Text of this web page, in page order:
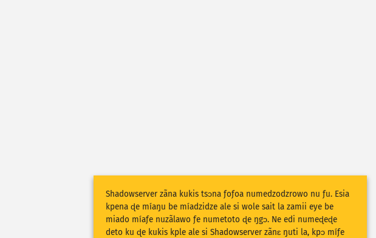
Shadowserver zãna kukis tsɔna ƒoƒoa numedzodzrowo nu ƒu. Esia
kpena ɖe míaŋu be míadzidze ale si wole sait la zamii eye be
miado míaƒe nuzãlawo ƒe numetoto ɖe ŋgɔ. Ne edi numeɖeɖe
deto ku ɖe kukis kple ale si Shadowserver zãnɛ ŋuti la, kpɔ míƒe